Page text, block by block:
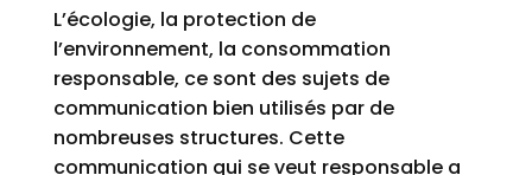
L’écologie, la protection de
l’environnement, la consommation
responsable, ce sont des sujets de
communication bien utilisés par de
nombreuses structures. Cette
communication qui se veut responsable a